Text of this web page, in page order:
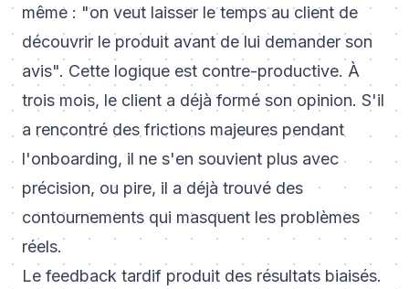
même : "on veut laisser le temps au client de
découvrir le produit avant de lui demander son
avis". Cette logique est contre-productive. À
trois mois, le client a déjà formé son opinion. S'il
a rencontré des frictions majeures pendant
l'onboarding, il ne s'en souvient plus avec
précision, ou pire, il a déjà trouvé des
contournements qui masquent les problèmes
réels.
Le feedback tardif produit des résultats biaisés.